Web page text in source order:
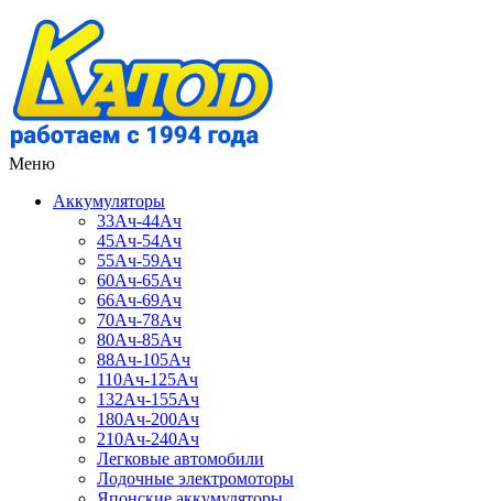
Меню
Аккумуляторы
33Ач-44Ач
45Ач-54Ач
55Ач-59Ач
60Ач-65Ач
66Ач-69Ач
70Ач-78Ач
80Ач-85Ач
88Ач-105Ач
110Ач-125Ач
132Ач-155Ач
180Ач-200Ач
210Ач-240Ач
Легковые автомобили
Лодочные электромоторы